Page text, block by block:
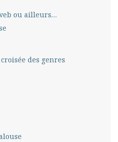
ou ailleurs…
des genres